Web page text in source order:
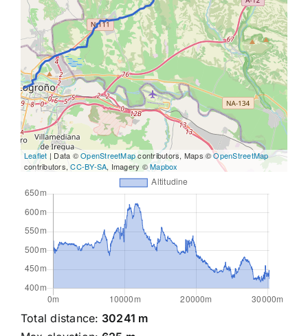
Leaflet | Data ©OpenStreetMapcontributors, Maps ©OpenStreetMap
contributors,CC-BY-SA, Imagery ©Mapbox
Total distance: 30241 m